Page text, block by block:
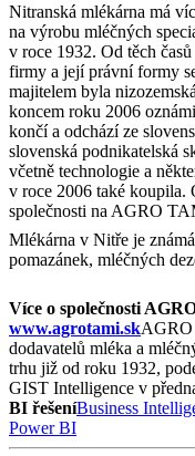
Nitranská mlékárna má
na výrobu mléčných
v roce 1932. Od těch
firmy a její právní formy
majitelem byla
koncem roku 2006
končí a odchází ze
slovenská podnikatelská
včetně technologie a
v roce 2006 také koupila.
společnosti na AGRO
Mlékárna v Nitře je
pomazánek, mléčných
Více o společnosti
www.agrotami.skAGRO
dodavatelů mléka a
trhu již od roku 1932,
GIST Intelligence v
BI řešeníBusiness
Power BI